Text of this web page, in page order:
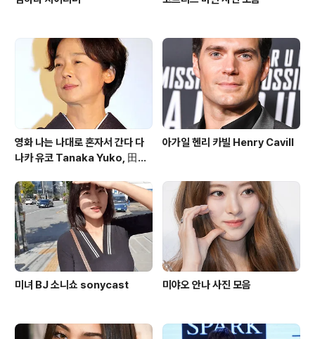
영화 나는 나대로 혼자서 간다 다
나카 유코 Tanaka Yuko, 田中
아가일 헨리 카빌 Henry Cavill
미녀 BJ 소니쇼 sonycast 미야오 안나 사진 모음